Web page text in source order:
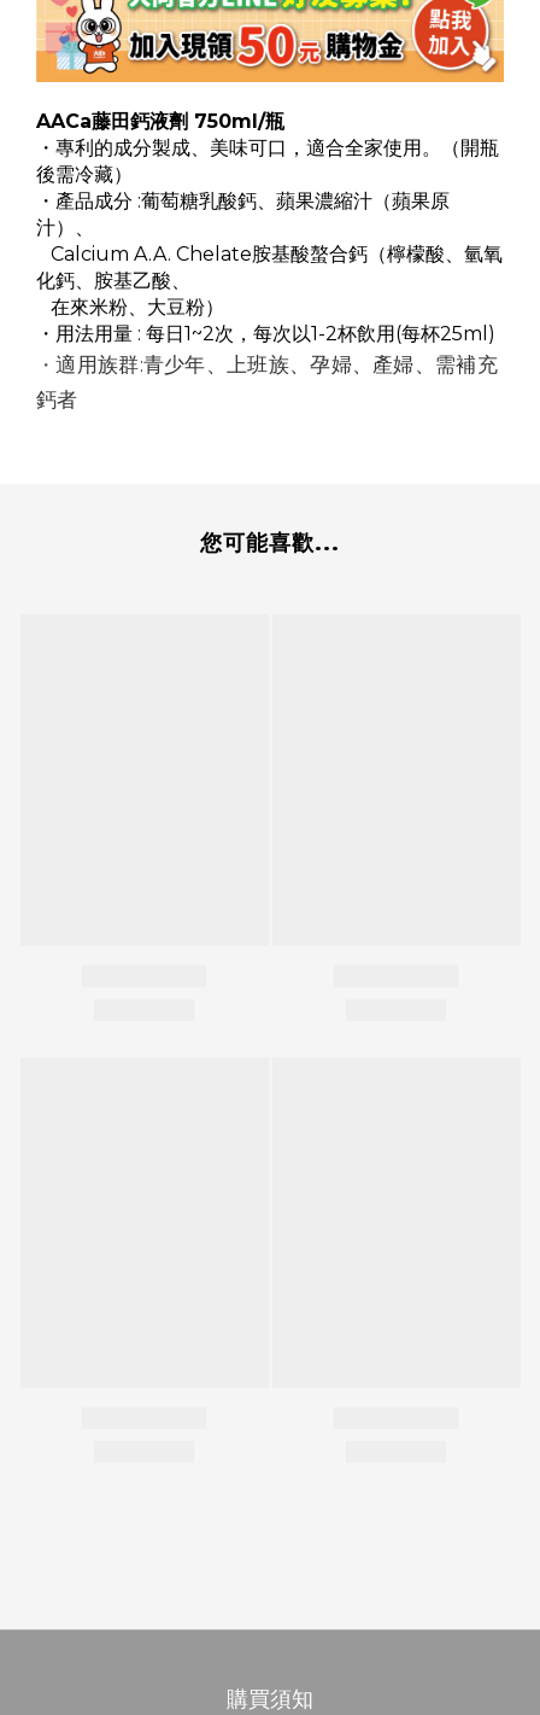
AACa藤田鈣液劑 750ml/瓶
・專利的成分製成、美味可口，適合全家使用。（開瓶
後需冷藏）
・產品成分 :葡萄糖乳酸鈣、蘋果濃縮汁（蘋果原
汁）、
Calcium A.A. Chelate胺基酸螯合鈣（檸檬酸、氫氧
化鈣、胺基乙酸、
在來米粉、大豆粉）
・用法用量 : 每日1~2次，每次以1-2杯飲用(每杯25ml)
・適用族群:青少年、上班族、孕婦、產婦、需補充
鈣者
您可能喜歡...
購買須知